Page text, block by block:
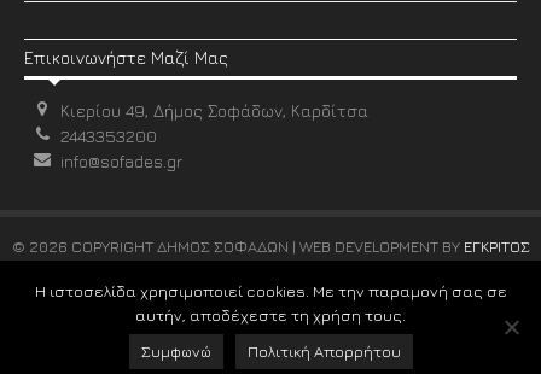
Επικοινωνήστε Μαζί Μας
Κιερίου 49, Δήμος Σοφάδων, Καρδίτσα
2443353200
info@sofades.gr
© 2026 COPYRIGHT ΔΗΜΟΣ ΣΟΦΑΔΩΝ | WEB DEVELOPMENT BY ΕΓΚΡΙΤΟΣ
Η ιστοσελίδα χρησιμοποιεί cookies. Με την παραμονή σας σε
αυτήν, αποδέχεστε τη χρήση τους.
Συμφωνώ
Πολιτική Απορρήτου